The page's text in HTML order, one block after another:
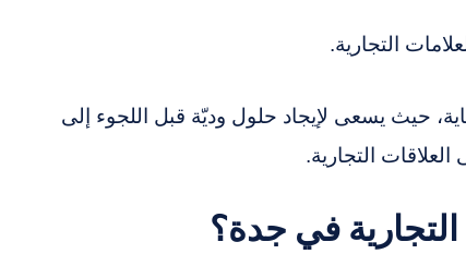
التجارية.
حيث يسعى لإيجاد حلول وديّة قبل اللجوء إلى
التجارية.
في جدة؟